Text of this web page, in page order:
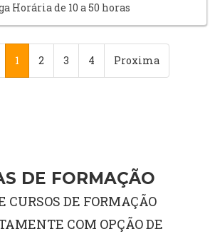
Horária de 10 a 50 horas
1 2 3 4 Proxima
DE FORMAÇÃO
CURSOS DE FORMAÇÃO
COM OPÇÃO DE